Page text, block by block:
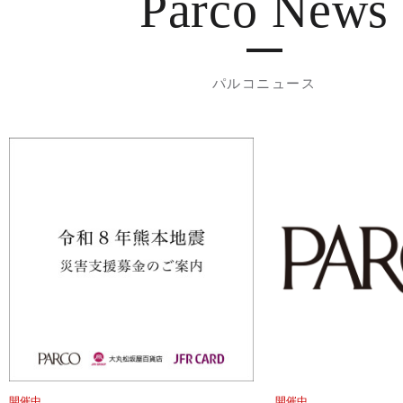
パルコニュース